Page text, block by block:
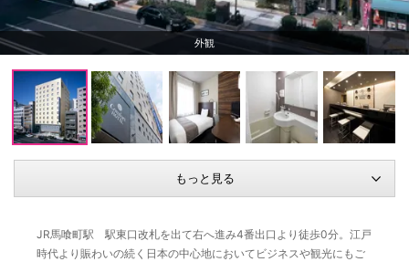
もっと見る
JR馬喰町駅 駅東口改札を出て右へ進み4番出口より徒歩0分。江戸
時代より賑わいの続く日本の中心地においてビジネスや観光にもご